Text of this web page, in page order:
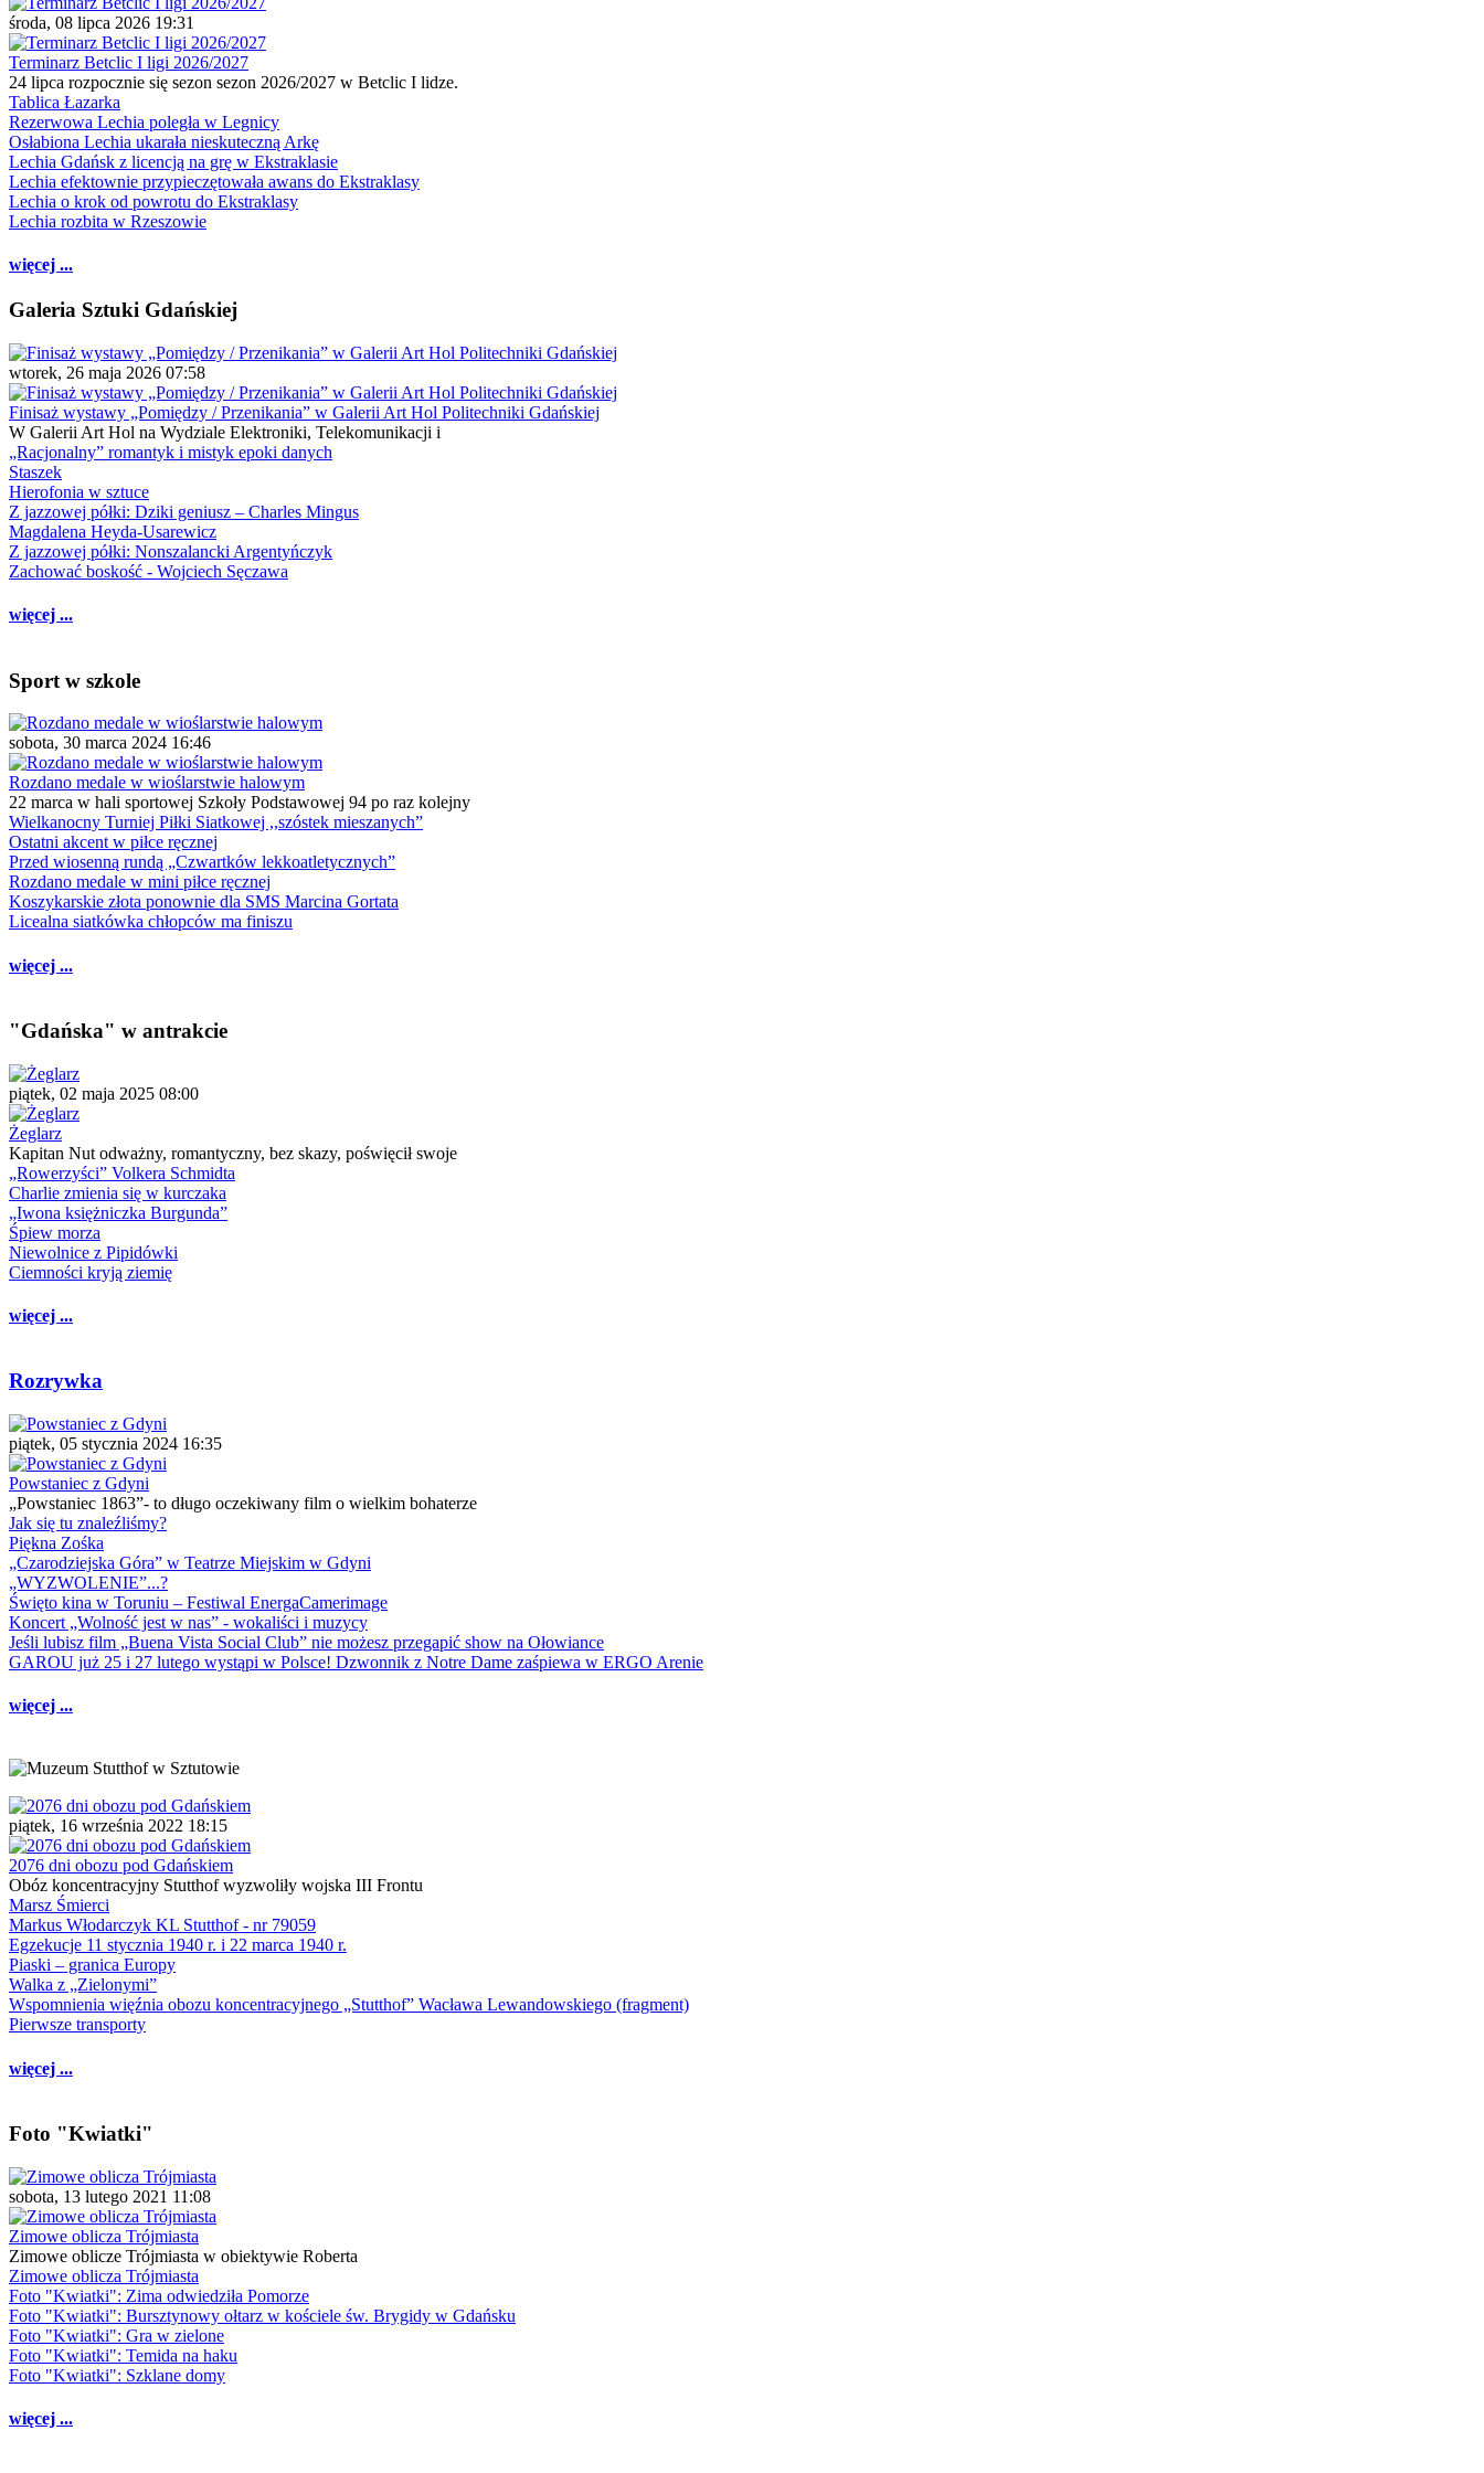
środa, 08 lipca 2026 19:31
Terminarz Betclic I ligi 2026/2027
24 lipca rozpocznie się sezon sezon 2026/2027 w Betclic I lidze.
Tablica Łazarka
Rezerwowa Lechia poległa w Legnicy
Osłabiona Lechia ukarała nieskuteczną Arkę
Lechia Gdańsk z licencją na grę w Ekstraklasie
Lechia efektownie przypieczętowała awans do Ekstraklasy
Lechia o krok od powrotu do Ekstraklasy
Lechia rozbita w Rzeszowie
więcej ...
Galeria Sztuki Gdańskiej
wtorek, 26 maja 2026 07:58
Finisaż wystawy „Pomiędzy / Przenikania” w Galerii Art Hol Politechniki Gdańskiej
W Galerii Art Hol na Wydziale Elektroniki, Telekomunikacji i
„Racjonalny” romantyk i mistyk epoki danych
Staszek
Hierofonia w sztuce
Z jazzowej półki: Dziki geniusz – Charles Mingus
Magdalena Heyda-Usarewicz
Z jazzowej półki: Nonszalancki Argentyńczyk
Zachować boskość - Wojciech Sęczawa
więcej ...
Sport w szkole
sobota, 30 marca 2024 16:46
Rozdano medale w wioślarstwie halowym
22 marca w hali sportowej Szkoły Podstawowej 94 po raz kolejny
Wielkanocny Turniej Piłki Siatkowej ,,szóstek mieszanych”
Ostatni akcent w piłce ręcznej
Przed wiosenną rundą „Czwartków lekkoatletycznych”
Rozdano medale w mini piłce ręcznej
Koszykarskie złota ponownie dla SMS Marcina Gortata
Licealna siatkówka chłopców ma finiszu
więcej ...
"Gdańska" w antrakcie
piątek, 02 maja 2025 08:00
Żeglarz
Kapitan Nut odważny, romantyczny, bez skazy, poświęcił swoje
„Rowerzyści” Volkera Schmidta
Charlie zmienia się w kurczaka
„Iwona księżniczka Burgunda”
Śpiew morza
Niewolnice z Pipidówki
Ciemności kryją ziemię
więcej ...
Rozrywka
piątek, 05 stycznia 2024 16:35
Powstaniec z Gdyni
„Powstaniec 1863”- to długo oczekiwany film o wielkim bohaterze
Jak się tu znaleźliśmy?
Piękna Zośka
„Czarodziejska Góra” w Teatrze Miejskim w Gdyni
„WYZWOLENIE”...?
Święto kina w Toruniu – Festiwal EnergaCamerimage
Koncert „Wolność jest w nas” - wokaliści i muzycy
Jeśli lubisz film „Buena Vista Social Club” nie możesz przegapić show na Ołowiance
GAROU już 25 i 27 lutego wystąpi w Polsce! Dzwonnik z Notre Dame zaśpiewa w ERGO Arenie
więcej ...
piątek, 16 września 2022 18:15
2076 dni obozu pod Gdańskiem
Obóz koncentracyjny Stutthof wyzwoliły wojska III Frontu
Marsz Śmierci
Markus Włodarczyk KL Stutthof - nr 79059
Egzekucje 11 stycznia 1940 r. i 22 marca 1940 r.
Piaski – granica Europy
Walka z „Zielonymi”
Wspomnienia więźnia obozu koncentracyjnego „Stutthof” Wacława Lewandowskiego (fragment)
Pierwsze transporty
więcej ...
Foto "Kwiatki"
sobota, 13 lutego 2021 11:08
Zimowe oblicza Trójmiasta
Zimowe oblicze Trójmiasta w obiektywie Roberta
Zimowe oblicza Trójmiasta
Foto "Kwiatki": Zima odwiedziła Pomorze
Foto "Kwiatki": Bursztynowy ołtarz w kościele św. Brygidy w Gdańsku
Foto "Kwiatki": Gra w zielone
Foto "Kwiatki": Temida na haku
Foto "Kwiatki": Szklane domy
więcej ...